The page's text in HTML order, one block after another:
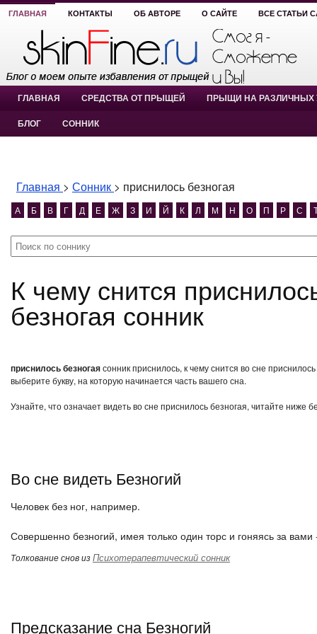
ГЛАВНАЯ КОНТАКТЫ ОБ АВТОРЕ О САЙТЕ ВСЕ СТАТЬИ
ГЛАВНАЯ СРЕДСТВА ОТ ПРЫЩЕЙ ПРЫЩИ НА РАЗЛИЧНЫХ
БЛОГ СОННИК
Главная > Сонник > приснилось безногая
А Б В Г Д Е Ж З И Й К Л М Н О П Р С
К чему снится приснилось безногая? приснилось
безногая сонник
приснилось безногаясонник приснилось, к чему снится во сне
выберите букву, на которую начинается часть вашего сна.
Узнайте, что означает видеть во сне приснилось безногая, читайте ниже
Во сне видеть Безногий
Человек без ног, например.
Совершенно безногий, имея только один торс и гоняясь за
Толкование снов изПсихотерапевтический сонник
Предсказание сна Безногий